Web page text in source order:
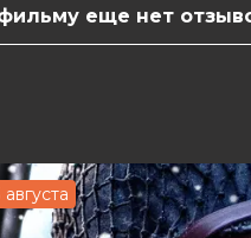
Николетт Кребиц,
Вернер Брауншедель,
еще нет
августа